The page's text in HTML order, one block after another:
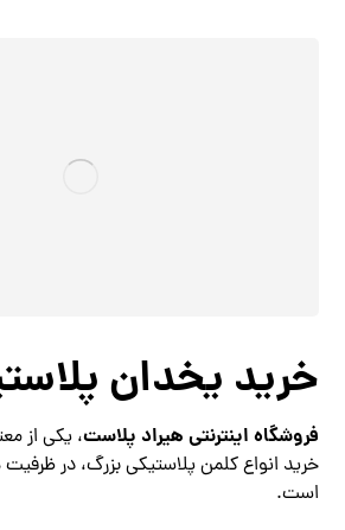
خرید یخدان
فروشگاه اینترنتی هیراد پلاست، یکی از
است.